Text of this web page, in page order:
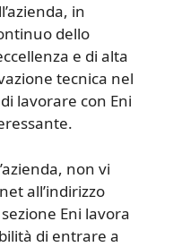
in
dello
e di alta
tecnica nel
lavorare con Eni
non vi
all’indirizzo
Eni lavora
di entrare a